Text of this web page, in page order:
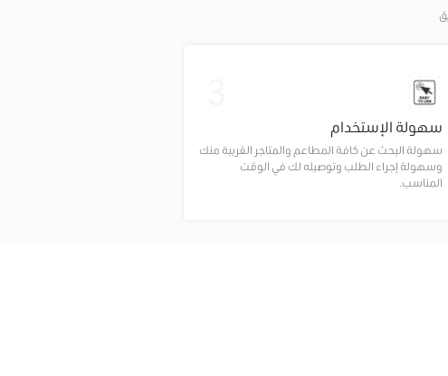
سهولة الإستخدام
سهولة البحث عن كافة المطاعم والمتاجر القريبة منك
وسهولة إجراء الطلب وتوصيله لك في الوقت
المناسب.